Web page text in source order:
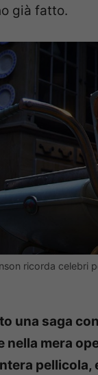
già fatto.
ricorda celebri
una saga
nella mera